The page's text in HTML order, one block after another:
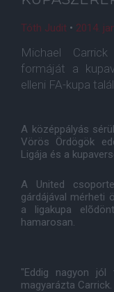
Tóth Judit • 2014.
Michael
formáját a
elleni FA-kupa
A középpályás
Vörös Ördögök
Ligája és a
A United
gárdájával mérheti
a ligakupa
hamarosan.
"Eddig nagyon jól
magyarázta Carrick.